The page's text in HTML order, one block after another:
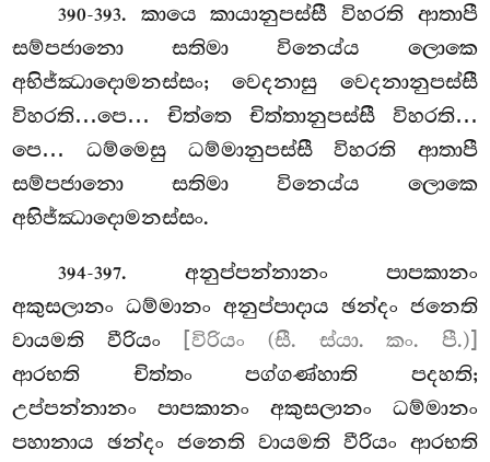
390-393. කායෙ කායානුපස්සී විහරති ආතාපී
සම්පජානො සතිමා විනෙය්ය ලොකෙ
අභිජ්ඣාදොමනස්සං; වෙදනාසු වෙදනානුපස්සී
විහරති…පෙ… චිත්තෙ චිත්තානුපස්සී විහරති…
පෙ… ධම්මෙසු ධම්මානුපස්සී විහරති ආතාපී
සම්පජානො සතිමා විනෙය්ය ලොකෙ
අභිජ්ඣාදොමනස්සං.
394-397. අනුප්පන්නානං පාපකානං
අකුසලානං ධම්මානං අනුප්පාදාය ඡන්දං ජනෙති
වායමති වීරියං
[විරියං (සී. ස්යා. කං. පී.)]
ආරභති චිත්තං පග්ගණ්හාති පදහති;
උප්පන්නානං පාපකානං අකුසලානං ධම්මානං
පහානාය ඡන්දං ජනෙති වායමති වීරියං ආරභති